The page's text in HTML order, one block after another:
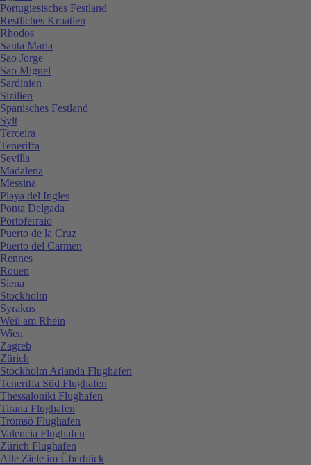
Portugiesisches Festland
Restliches Kroatien
Rhodos
Santa Maria
Sao Jorge
Sao Miguel
Sardinien
Sizilien
Spanisches Festland
Sylt
Terceira
Teneriffa
Sevilla
Madalena
Messina
Playa del Ingles
Ponta Delgada
Portoferraio
Puerto de la Cruz
Puerto del Carmen
Rennes
Rouen
Siena
Stockholm
Syrakus
Weil am Rhein
Wien
Zagreb
Zürich
Stockholm Arlanda Flughafen
Teneriffa Süd Flughafen
Thessaloniki Flughafen
Tirana Flughafen
Tromsö Flughafen
Valencia Flughafen
Zürich Flughafen
Alle Ziele im Überblick